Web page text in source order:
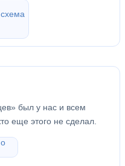
был у нас и всем
еще этого не сделал.